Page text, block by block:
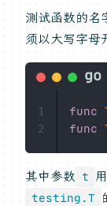
测试函数的
须以大写字母
func
func
1
2
其中参数 t
testing.T